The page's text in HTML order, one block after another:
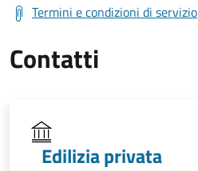
Termini e condizioni di servizio
Contatti
Edilizia privata